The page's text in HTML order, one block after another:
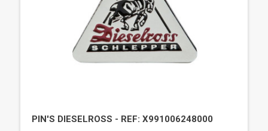
PIN'S DIESELROSS - REF: X991006248000